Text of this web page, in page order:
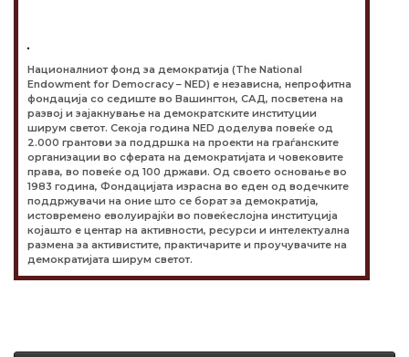
Националниот фонд за демократија (The National
Endowment for Democracy – NED) е независна, непрофитна
фондација со седиште во Вашингтон, САД, посветена на
развој и зајакнување на демократските институции
ширум светот. Секоја година NED доделува повеќе од
2.000 грантови за поддршка на проекти на граѓанските
организации во сферата на демократијата и човековите
права, во повеќе од 100 држави. Од своето основање во
1983 година, Фондацијата израсна во еден од водечките
поддржувачи на оние што се борат за демократија,
истовремено еволуирајќи во повеќеслојна институција
којашто е центар на активности, ресурси и интелектуална
размена за активистите, практичарите и проучувачите на
демократијата ширум светот.